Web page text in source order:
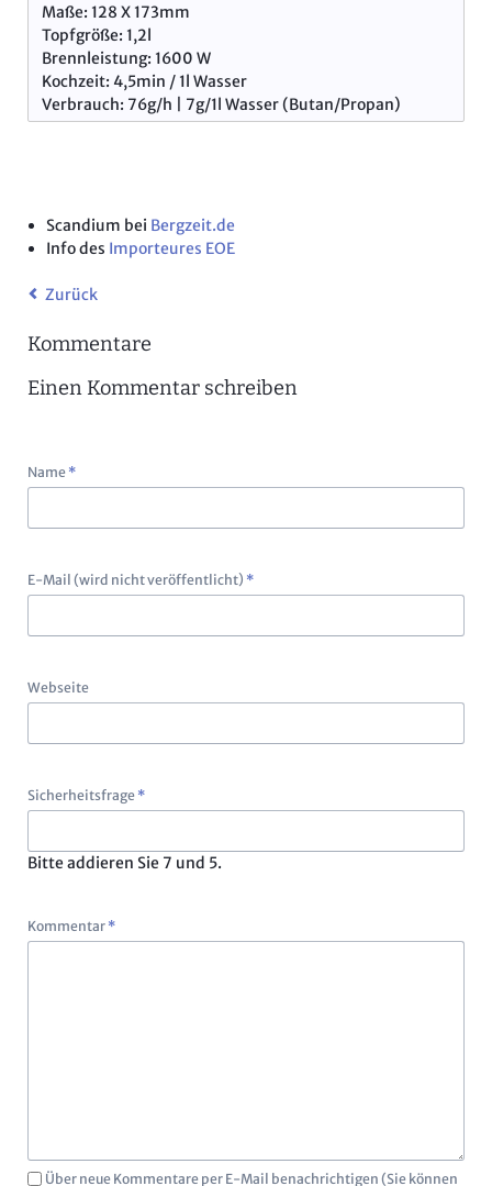
Maße: 128 X 173mm
Topfgröße: 1,2l
Brennleistung: 1600 W
Kochzeit: 4,5min / 1l Wasser
Verbrauch: 76g/h | 7g/1l Wasser (Butan/Propan)
Scandium bei Bergzeit.de
Info des Importeures EOE
Zurück
Kommentare
Einen Kommentar schreiben
Pflichtfeld
Name *
Pflichtfeld
E-Mail (wird nicht veröffentlicht) *
Webseite
Pflichtfeld
Sicherheitsfrage *
Bitte addieren Sie 7 und 5.
Pflichtfeld
Kommentar *
Über neue Kommentare per E-Mail benachrichtigen (Sie können